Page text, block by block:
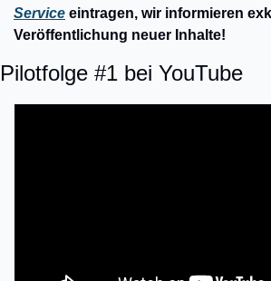
Service eintragen, wir informieren
Veröffentlichung neuer Inhalte!
Pilotfolge #1 bei YouTube